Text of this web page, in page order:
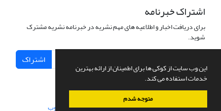
این وب سایت از کوکی ها برای اطمینان از ارائه بهترین
خدمات استفاده می کند.
متوجه شدم
اشتراک خبرنامه
برای دریافت اخبار و اطلاعیه های مهم نشریه در خبرنامه نشریه مشترک
شوید.
اشتراک
سامانه مدیریت نشریات علمی.طراحی و پیاده سازی از سیناوب